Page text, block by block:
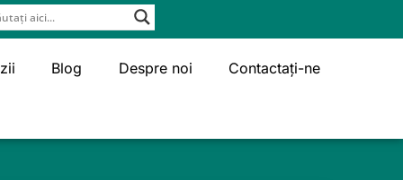
Blog Despre noi Contactați-ne